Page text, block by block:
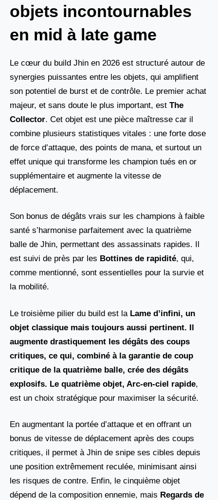
objets incontournables
en mid à late game
Le cœur du build Jhin en 2026 est structuré autour de
synergies puissantes entre les objets, qui amplifient
son potentiel de burst et de contrôle. Le premier achat
majeur, et sans doute le plus important, est The
Collector. Cet objet est une pièce maîtresse car il
combine plusieurs statistiques vitales : une forte dose
de force d’attaque, des points de mana, et surtout un
effet unique qui transforme les champion tués en or
supplémentaire et augmente la vitesse de
déplacement.
Son bonus de dégâts vrais sur les champions à faible
santé s’harmonise parfaitement avec la quatrième
balle de Jhin, permettant des assassinats rapides. Il
est suivi de près par les Bottines de rapidité, qui,
comme mentionné, sont essentielles pour la survie et
la mobilité.
Le troisième pilier du build est la Lame d’infini, un
objet classique mais toujours aussi pertinent. Il
augmente drastiquement les dégâts des coups
critiques, ce qui, combiné à la garantie de coup
critique de la quatrième balle, crée des dégâts
explosifs. Le quatrième objet, Arc-en-ciel rapide,
est un choix stratégique pour maximiser la sécurité.
En augmentant la portée d’attaque et en offrant un
bonus de vitesse de déplacement après des coups
critiques, il permet à Jhin de snipe ses cibles depuis
une position extrêmement reculée, minimisant ainsi
les risques de contre. Enfin, le cinquième objet
dépend de la composition ennemie, mais Regards de